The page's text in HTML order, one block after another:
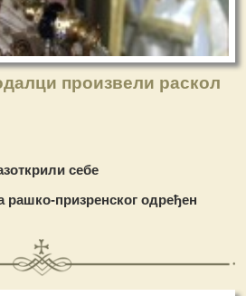
произвели раскол
себе
рашко-призренског одређен